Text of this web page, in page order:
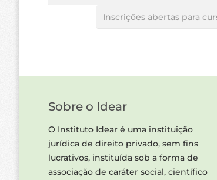
Inscrições abertas para
Sobre o Idear
O Instituto Idear é uma instituição
jurídica de direito privado, sem fins
lucrativos, instituída sob a forma de
associação de caráter social, científico